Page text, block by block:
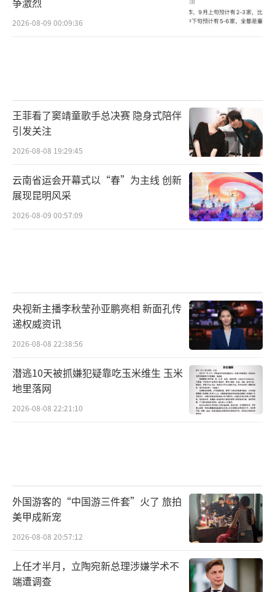
2026-08-09 00:09:36
王菲看了窦靖童歌手总决赛 隐身式陪伴
引发关注
2026-08-08 19:29:45
云南省运会开幕式以“春”为主线 创新
展现昆明风采
2026-08-09 00:57:09
央视新主播李秋莹孙亚鹏亮相 新面孔传
递权威资讯
2026-08-08 22:38:56
潜逃10天被抓嫌犯疑靠吃玉米维生 玉米
地里落网
2026-08-08 22:21:10
外国游客的“中国游三件套”火了 旅拍
美甲成新宠
2026-08-08 20:57:12
上任才半月，立陶宛新总理涉嫌学术不
端遭调查